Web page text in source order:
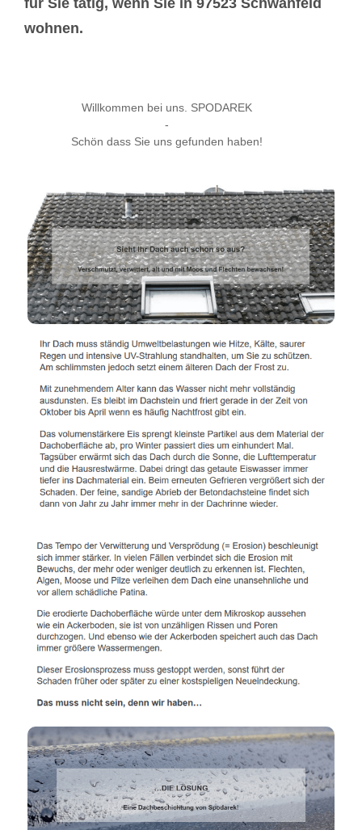
für Sie tätig, wenn Sie in 97523 Schwanfeld
wohnen.
Willkommen bei uns. SPODAREK
-
Schön dass Sie uns gefunden haben!